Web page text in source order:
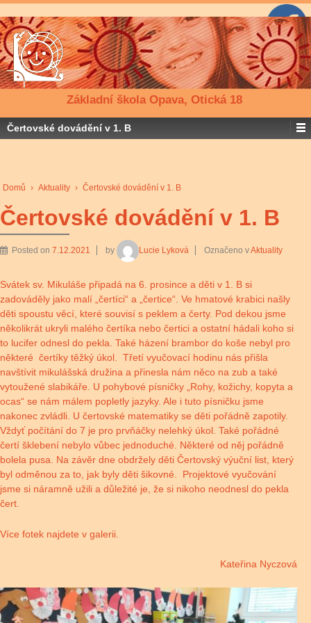
Základní škola Opava, Otická 18
Čertovské dovádění v 1. B
Domů › Aktuality › Čertovské dovádění v 1. B
Čertovské dovádění v 1. B
Posted on 7.12.2021 by Lucie Lyková Označeno vAktuality
Svátek sv. Mikuláše připadá na 6. prosince a děti v 1. B si
zadováděly jako malí „čertíci“ a „čertice“. Ve hmatové krabici našly
děti spoustu věcí, které souvisí s peklem a čerty. Pod dekou jsme
několikrát ukryli malého čertíka nebo čertici a ostatní hádali koho si
to lucifer odnesl do pekla. Také házení brambor do koše nebyl pro
některé čertíky těžký úkol. Třetí vyučovací hodinu nás přišla
navštívit mikulášská družina a přinesla nám něco na zub a také
vytoužené slabikáře. U pohybové písničky „Rohy, kožichy, kopyta a
ocas“ se nám málem popletly jazyky. Ale i tuto písničku jsme
nakonec zvládli. U čertovské matematiky se děti pořádně zapotily.
Vždyť počítání do 7 je pro prvňáčky nelehký úkol. Také pořádné
čertí šklebení nebylo vůbec jednoduché. Některé od něj pořádně
bolela pusa. Na závěr dne obdržely děti Čertovský výuční list, který
byl odměnou za to, jak byly děti šikovné. Projektové vyučování
jsme si náramně užili a důležité je, že si nikoho neodnesl do pekla
čert.
Více fotek najdete v galerii.
Kateřina Nyczová